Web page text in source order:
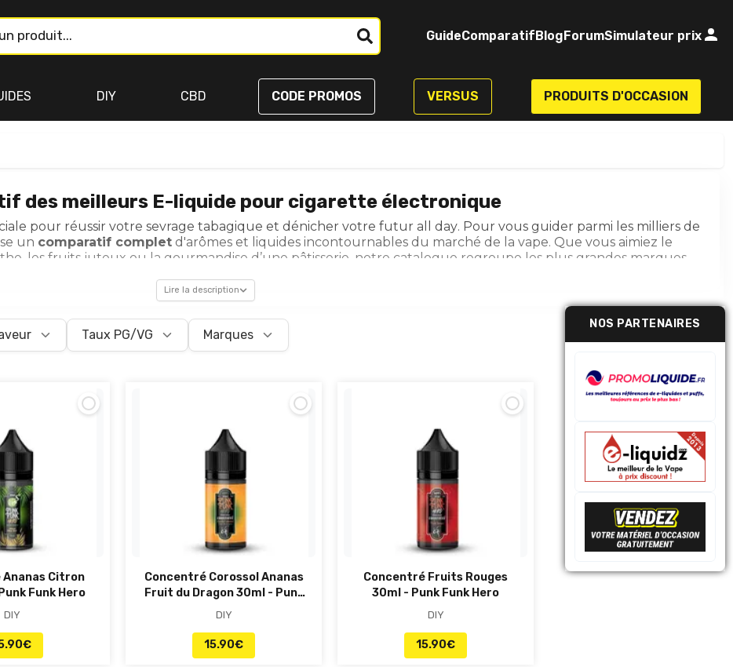
GuideComparatifBlogForumSimulateur prix
DIY CBD CODE PROMOS VERSUS PRODUITS D'OCCASION
des meilleurs E-liquide pour cigarette électronique
pour réussir votre sevrage tabagique et dénicher votre futur all day. Pour vous guider parmi les milliers de
un comparatif completd'arômes et liquides incontournables du marché de la vape. Que vous aimiez le
, lesfruits juteux ou la gourmandise d’une pâtisserie , notre catalogue regroupe les plus grandes marques
taux PG/VG idéal (50/50, high VG)
Mix'N'Vape), profitez d’un e-liquide pas cher après avoir trouvé votre e-liquide idéal à l'aide de notreGuide :
Comment choisir son e-liquide.
Lire la description
Taux PG/VG Marques
Citron
Funk Hero
DIY
€
Concentré Corossol Ananas
Fruit du Dragon 30ml - Punk
Funk Hero
DIY
15.90€
Concentré Fruits Rouges
30ml - Punk Funk Hero
DIY
15.90€
NOS PARTENAIRES